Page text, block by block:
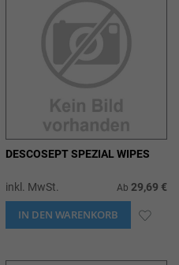
DESCOSEPT SPEZIAL WIPES
inkl. MwSt. Ab 29,69 €
IN DEN WARENKORB ZUR